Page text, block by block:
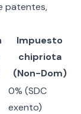
patentes,
Impuesto
chipriota
(Non-Dom)
0% (SDC
exento)